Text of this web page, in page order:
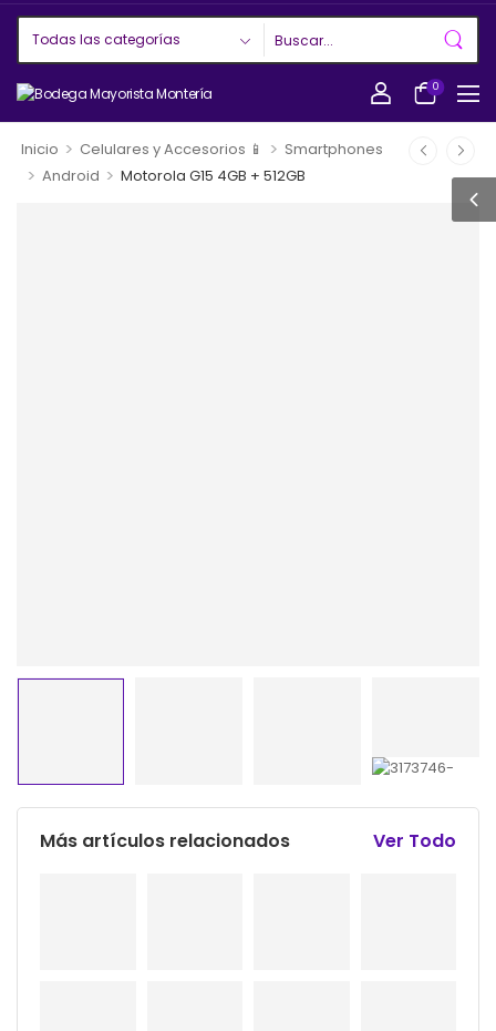
0
Inicio > Celulares y Accesorios 📱 > Smartphones
> Android > Motorola G15 4GB + 512GB
Más artículos relacionados Ver Todo